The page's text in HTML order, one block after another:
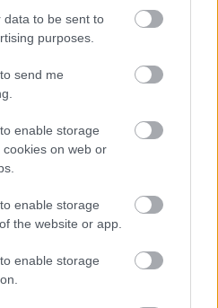
data to be sent to
purposes.
send me
enable storage
on web or
enable storage
the website or app.
enable storage
2026-08-12 20:30
2026-08-15 18:00
adományoddal
működését!